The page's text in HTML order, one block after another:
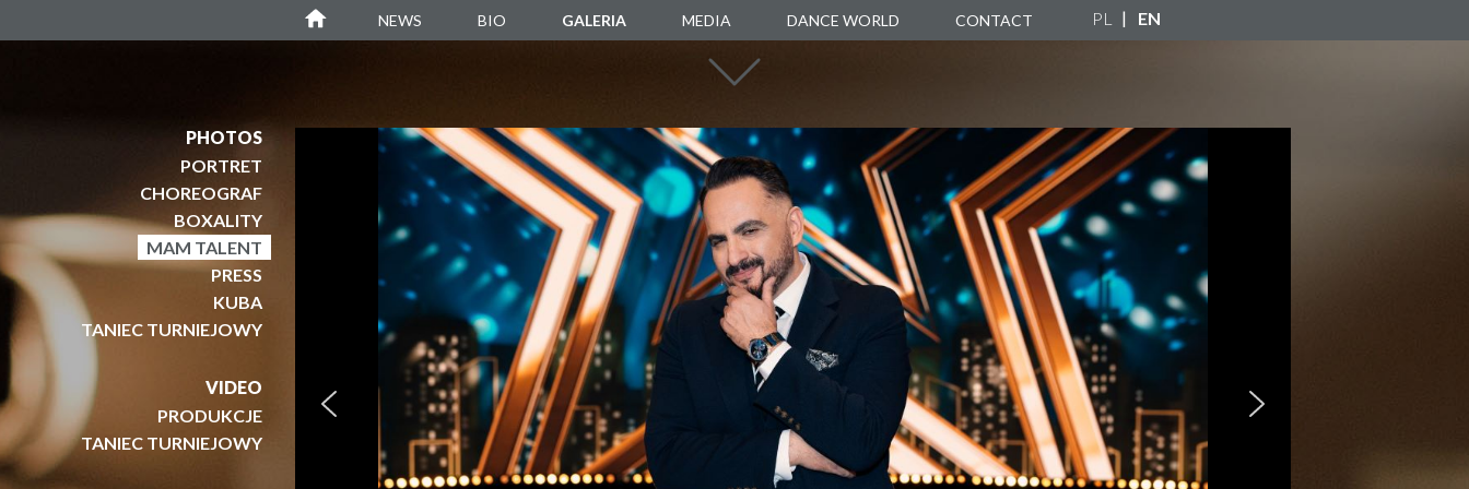
NEWS BIO GALERIA MEDIA
DANCE WORLD
MANUARTE
DANCE STORE
BOXALITY
CONTACT PL EN
PHOTOS
PORTRET
CHOREOGRAF
BOXALITY
MAM TALENT
PRESS
KUBA
TANIEC TURNIEJOWY
VIDEO
PRODUKCJE
TANIEC TURNIEJOWY